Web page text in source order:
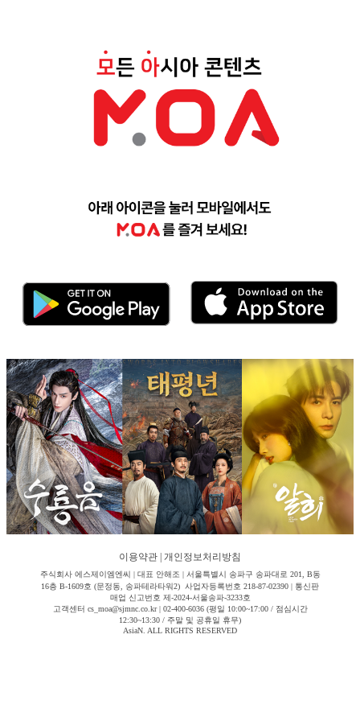
이용약관 개인정보처리방침
주식회사 에스제이엠엔씨 | 대표 안해조 | 서울특별시 송파구 송파대로 201, B동
16층 B-1609호 (문정동, 송파테라타워2) 사업자등록번호 218-87-02390 | 통신판
매업 신고번호 제-2024-서울송파-3233호
고객센터 cs_moa@sjmnc.co.kr | 02-400-6036 (평일 10:00~17:00 / 점심시간
12:30~13:30 / 주말 및 공휴일 휴무)
AsiaN. ALL RIGHTS RESERVED